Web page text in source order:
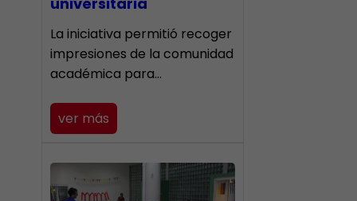
La iniciativa permitió recoger
impresiones de la comunidad
académica para…
ver más